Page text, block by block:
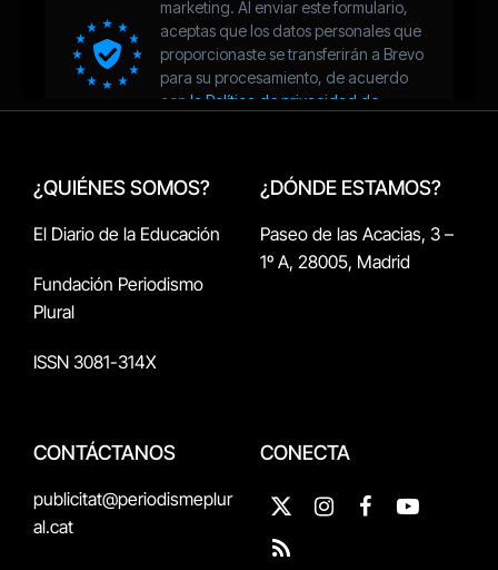
¿QUIÉNES SOMOS?
El Diario de la Educación
Fundación Periodismo
Plural
ISSN 3081-314X
¿DÓNDE ESTAMOS?
Paseo de las Acacias, 3 –
1º A, 28005, Madrid
CONTÁCTANOS
publicitat@periodismeplur
al.cat
CONECTA
X
(Twitter)
InstagramFacebookYouTube
RSS